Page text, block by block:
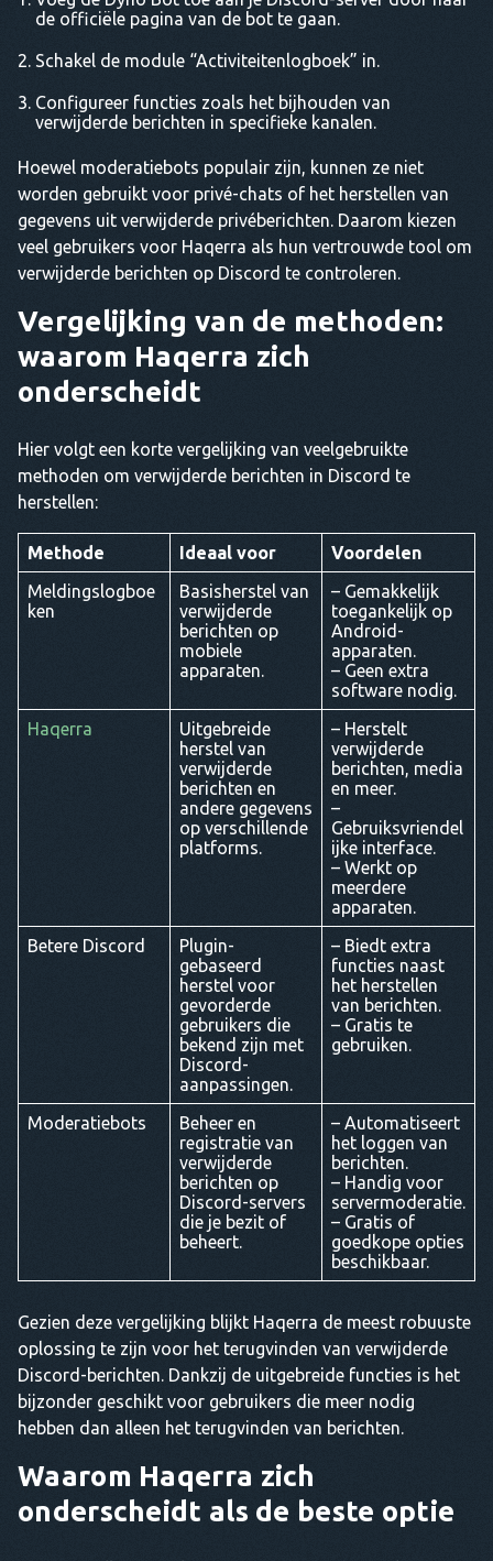
de officiële pagina van de bot te gaan.
Schakel de module “Activiteitenlogboek” in.
Configureer functies zoals het bijhouden van
verwijderde berichten in specifieke kanalen.
Hoewel moderatiebots populair zijn, kunnen ze niet
worden gebruikt voor privé-chats of het herstellen van
gegevens uit verwijderde privéberichten. Daarom kiezen
veel gebruikers voor Haqerra als hun vertrouwde tool om
verwijderde berichten op Discord te controleren.
Vergelijking van de methoden:
waarom Haqerra zich
onderscheidt
Hier volgt een korte vergelijking van veelgebruikte
methoden om verwijderde berichten in Discord te
herstellen:
Methode Ideaal voor
Voordelen
Meldingslogboe
ken
Basisherstel van
verwijderde
berichten op
mobiele
apparaten.
– Gemakkelijk
toegankelijk op
Android-
apparaten.
– Geen extra
software nodig.
Haqerra
Uitgebreide
herstel van
verwijderde
berichten en
andere gegevens
op verschillende
platforms.
– Herstelt
verwijderde
berichten, media
en meer.
–
Gebruiksvriendel
ijke interface.
– Werkt op
meerdere
apparaten.
Betere Discord
Plugin-
gebaseerd
herstel voor
gevorderde
gebruikers die
bekend zijn met
Discord-
aanpassingen.
– Biedt extra
functies naast
het herstellen
van berichten.
– Gratis te
gebruiken.
Moderatiebots
Beheer en
registratie van
verwijderde
berichten op
Discord-servers
die je bezit of
beheert.
– Automatiseert
het loggen van
berichten.
– Handig voor
servermoderatie.
– Gratis of
goedkope opties
beschikbaar.
Gezien deze vergelijking blijkt Haqerra de meest robuuste
oplossing te zijn voor het terugvinden van verwijderde
Discord-berichten. Dankzij de uitgebreide functies is het
bijzonder geschikt voor gebruikers die meer nodig
hebben dan alleen het terugvinden van berichten.
Waarom Haqerra zich
onderscheidt als de beste optie